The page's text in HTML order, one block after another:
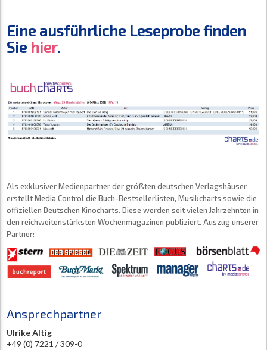
Eine ausführliche Leseprobe finden
Sie hier.
Als exklusiver Medienpartner der größten deutschen Verlagshäuser
erstellt Media Control die Buch-Bestsellerlisten, Musikcharts sowie die
offiziellen Deutschen Kinocharts. Diese werden seit vielen Jahrzehnten in
den reichweitenstärksten Wochenmagazinen publiziert. Auszug unserer
Partner:
Ansprechpartner
Ulrike Altig
+49 (0) 7221 / 309-0